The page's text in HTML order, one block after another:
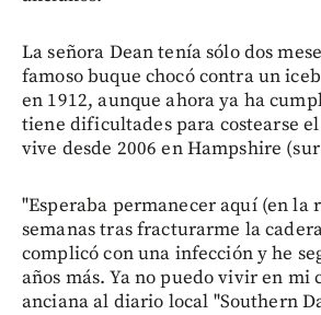
La señora Dean tenía sólo dos
famoso buque chocó contra un
en 1912, aunque ahora ya ha
tiene dificultades para costearse
vive desde 2006 en Hampshire
"Esperaba permanecer aquí (en la
semanas tras fracturarme la
complicó con una infección y he
años más. Ya no puedo vivir en mi
anciana al diario local "Southern